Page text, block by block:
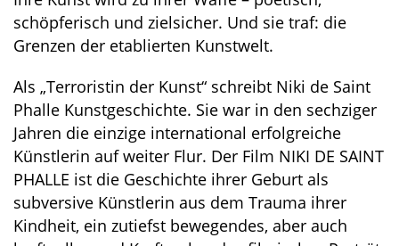
schöpferisch und zielsicher. Und sie traf: die
Grenzen der etablierten Kunstwelt.
Als „Terroristin der Kunst“ schreibt Niki de Saint
Phalle Kunstgeschichte. Sie war in den sechziger
Jahren die einzige international erfolgreiche
Künstlerin auf weiter Flur. Der Film NIKI DE SAINT
PHALLE ist die Geschichte ihrer Geburt als
subversive Künstlerin aus dem Trauma ihrer
Kindheit, ein zutiefst bewegendes, aber auch